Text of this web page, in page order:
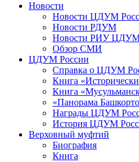
Новости
Новости ЦДУМ
Новости РДУМ
Новости РИУ ЦДУМ
Обзор СМИ
ЦДУМ России
Справка о ЦДУМ
Книга
Книга
«Панорама
Награды ЦДУМ
История ЦДУМ
Верховный муфтий
Биография
Книга